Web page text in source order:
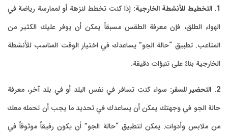
1. التخطيط للأنشطة الخارجية:
إذا كنت تخطط لنزهة أو لممارسة رياضة في
الهواء الطلق، فإن معرفة الطقس مسبقاً يمكن أن يوفر عليك الكثير من
المتاعب. تطبيق “حالة الجو” يساعدك في اختيار الوقت المناسب للأنشطة
الخارجية بناءً على تنبؤات دقيقة.
2. التحضير للسفر:
سواء كنت تسافر في نفس البلد أو في بلد آخر، معرفة
حالة الجو في وجهتك يمكن أن يساعدك في تحديد ما يجب أن تحمله معك
من ملابس وأدوات. يمكن لتطبيق “حالة الجو” أن يكون رفيقاً موثوقاً في